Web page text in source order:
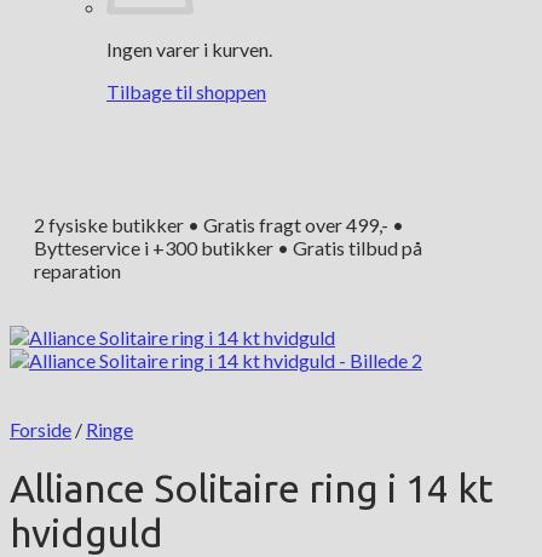
Ingen varer i kurven.
Tilbage til shoppen
2 fysiske butikker • Gratis fragt over 499,- •
Bytteservice i +300 butikker • Gratis tilbud på
reparation
Forside / Ringe
Alliance Solitaire ring i 14 kt
hvidguld